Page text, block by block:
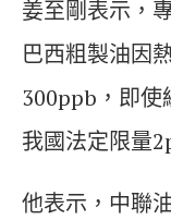
姜至剛表示，
巴西粗製油因
300ppb，即使
我國法定限量
他表示，中聯